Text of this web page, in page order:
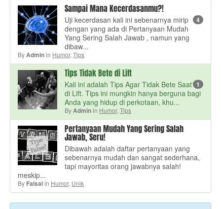
Sampai Mana Kecerdasanmu?!
4
Uji kecerdasan kali ini sebenarnya mirip
dengan yang ada di Pertanyaan Mudah
Yang Sering Salah Jawab , namun yang
dibaw...
ByAdminin Humor, Tips
Tips Tidak Bete di Lift
1
Kali ini adalah Tips Agar Tidak Bete Saat
di Lift. Tips ini mungkin hanya berguna bagi
Anda yang hidup di perkotaan, khu...
ByAdminin Humor, Tips
Pertanyaan Mudah Yang Sering Salah
Jawab, Seru!
Dibawah adalah daftar pertanyaan yang
sebenarnya mudah dan sangat sederhana,
tapi mayoritas orang jawabnya salah!
meskip...
By Faisalin Humor, Unik